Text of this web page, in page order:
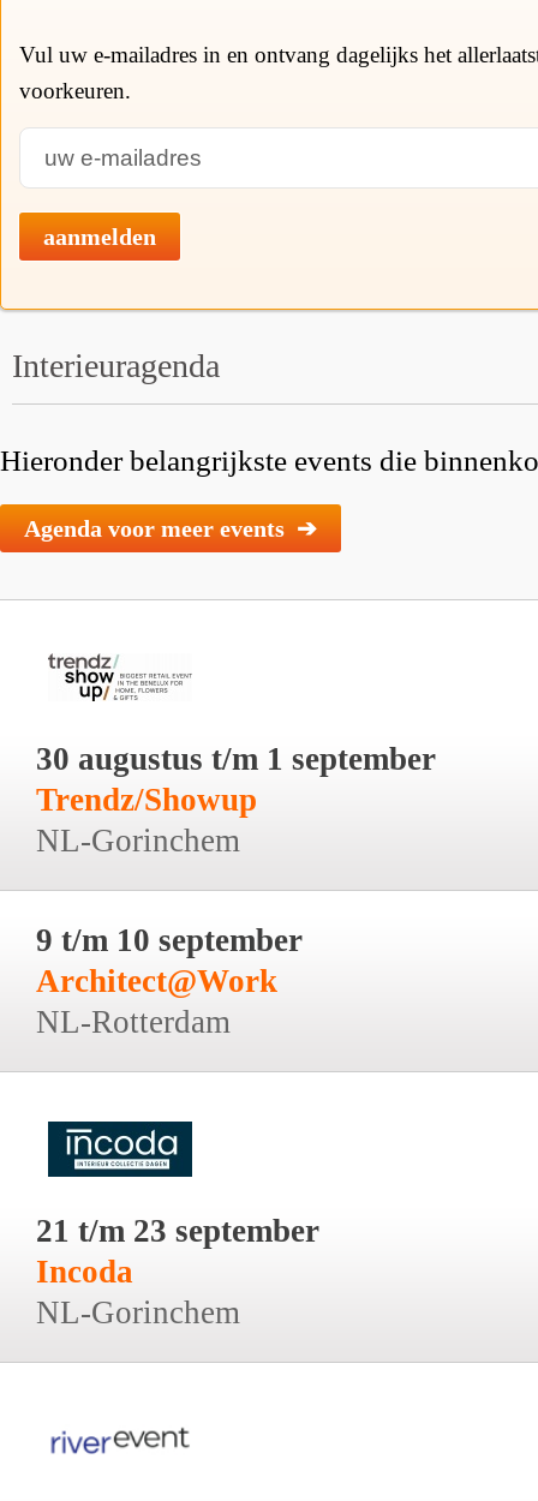
Vul uw e-mailadres in en ontvang dagelijks het
voorkeuren.
aanmelden
Interieuragenda
Hieronder belangrijkste events die
Agenda voor meer events ➔
30 augustus t/m 1 september
Trendz/Showup
NL-Gorinchem
9 t/m 10 september
Architect@Work
NL-Rotterdam
21 t/m 23 september
Incoda
NL-Gorinchem